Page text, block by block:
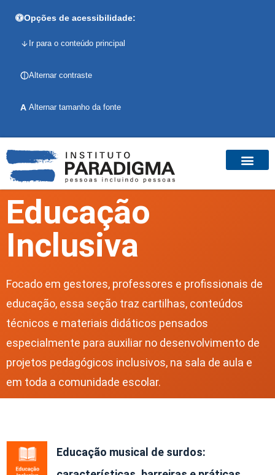
Opções de acessibilidade:
Ir para o conteúdo principal
Alternar contraste
A Alternar tamanho da fonte
Educação
Inclusiva
Focado em gestores, professores e profissionais de
educação, essa seção traz cartilhas, conteúdos
técnicos e materiais didáticos pensados
especialmente para auxiliar no desenvolvimento de
projetos pedagógicos inclusivos, na sala de aula e
em toda a comunidade escolar.
Educação musical de surdos: